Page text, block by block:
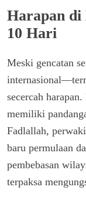
Harapan di
10 Hari
Meski gencatan
secercah
memiliki
Fadlallah,
baru permulaan
pembebasan
terpaksa